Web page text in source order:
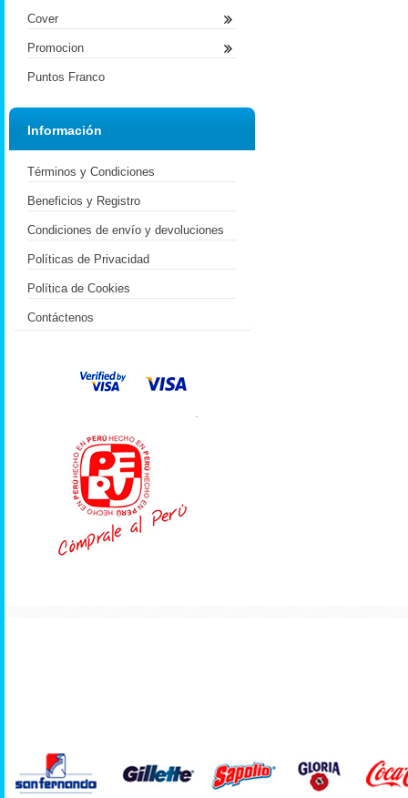
Cover
Promocion
Puntos Franco
Información
Términos y Condiciones
Beneficios y Registro
Condiciones de envío y devoluciones
Políticas de Privacidad
Política de Cookies
Contáctenos
.